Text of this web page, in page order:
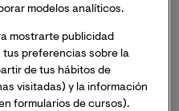
a leer …
que explicar a mi hijo
modelos analíticos.
mostrarte publicidad
preferencias sobre la
de tus hábitos de
visitadas) y la información
formularios de cursos).